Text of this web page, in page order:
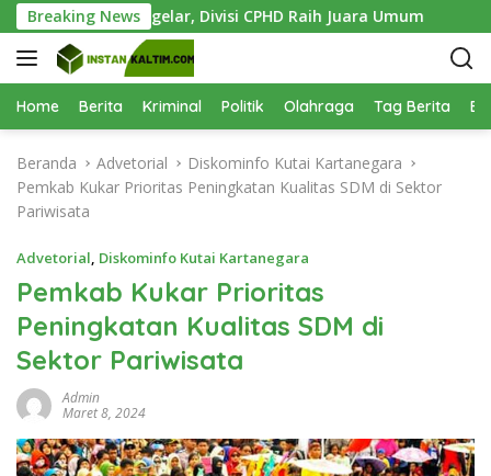
a
g
u
Breaking News
Sukses Digelar, Divisi CPHD Raih Juara Umum
Home Berita Kriminal Politik Olahraga Tag Berita
Beranda Advetorial
Diskominfo Kutai Kartanegara
Pemkab Kukar Prioritas Peningkatan Kualitas SDM di Sektor
Pariwisata
Advetorial, Diskominfo Kutai Kartanegara
Pemkab Kukar Prioritas
Peningkatan Kualitas SDM di
Sektor Pariwisata
Admin
Maret 8, 2024